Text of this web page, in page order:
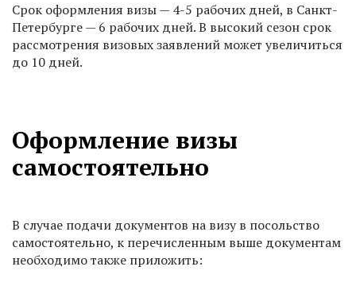
Срок оформления визы — 4-5 рабочих дней, в Санкт-
Петербурге — 6 рабочих дней. В высокий сезон срок
рассмотрения визовых заявлений может увеличиться
до 10 дней.
Оформление визы
самостоятельно
В случае подачи документов на визу в посольство
самостоятельно, к перечисленным выше документам
необходимо также приложить: